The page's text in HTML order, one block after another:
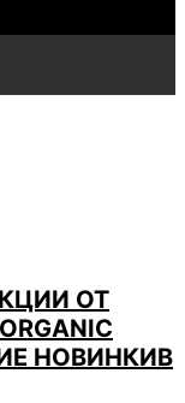
ОТ
НОВИНКИВ